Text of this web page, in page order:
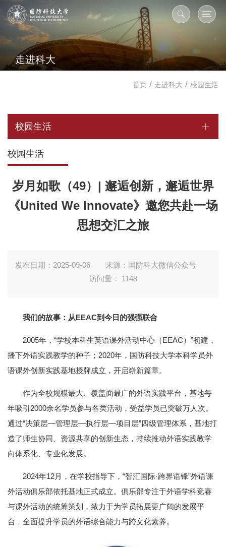
走进科大
首页 / 走进科大 / 校园生活
校园生活
校园生活
岁月如歌（49）| 邂逅创新，邂逅世界
《United We Innovate》邀您共赴一场
思想交汇之旅
发布日期：2025-09-06
来源：国防科大微信公众号
访问量： 1148
我们的故事： 从EEAC到今日的强强联合
2005年，“学校本科生英语课外活动中心（EEAC）”初建，
播下外语实践教学的种子；2020年，国防科技大学本科学员外
语课外创新实践基地授牌成立，开启崭新篇章。
作为全校规模最大、覆盖面最广的外语实践平台，基地每
年吸引2000余名学员参与各类活动，受益学员已突破万人次。
通过“决策层—管理层—执行层—项目层”四级管理体系，基地打
造了师生协同、资源共享的创新生态，持续推动外语实践教学
向体系化、专业化发展。
2024年12月，在学校指导下，“智汇国际·跨界语锋”外语课
外活动俱乐部依托基地正式成立。俱乐部专注于外语学科竞赛
与课外活动的统筹策划，致力于为学员拓展更广阔的发展平
台，全面提升学员的外语综合能力与跨文化素养。